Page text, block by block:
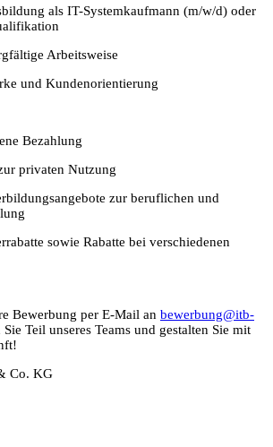
als IT-Systemkaufmann (m/w/d) oder
Arbeitsweise
und Kundenorientierung
Bezahlung
privaten Nutzung
zur beruflichen und
sowie Rabatte bei verschiedenen
Bewerbung per E-Mail an bewerbung@itb-
Sie Teil unseres Teams und gestalten Sie mit
Co. KG